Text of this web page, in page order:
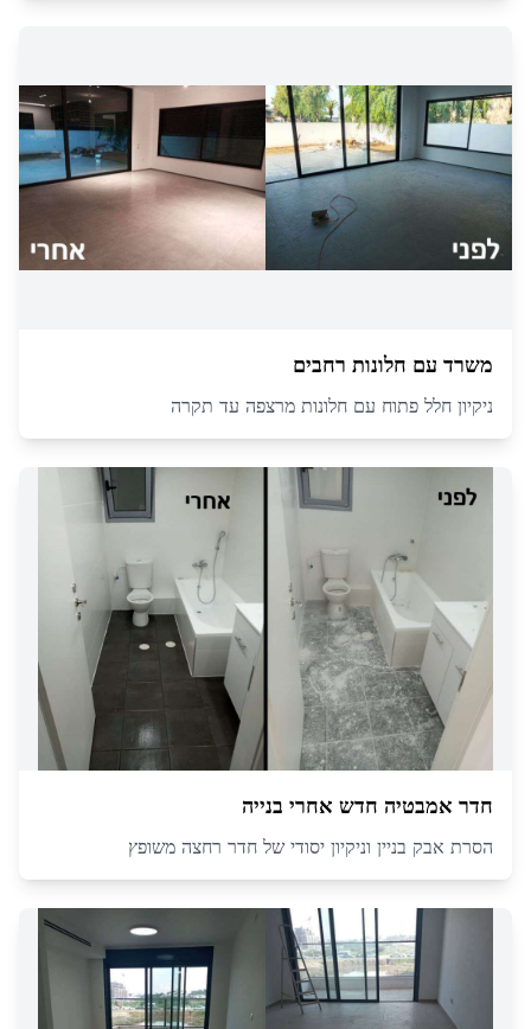
משרד עם חלונות רחבים
ניקיון חלל פתוח עם חלונות מרצפה עד תקרה
חדר אמבטיה חדש אחרי בנייה
הסרת אבק בניין וניקיון יסודי של חדר רחצה משופץ